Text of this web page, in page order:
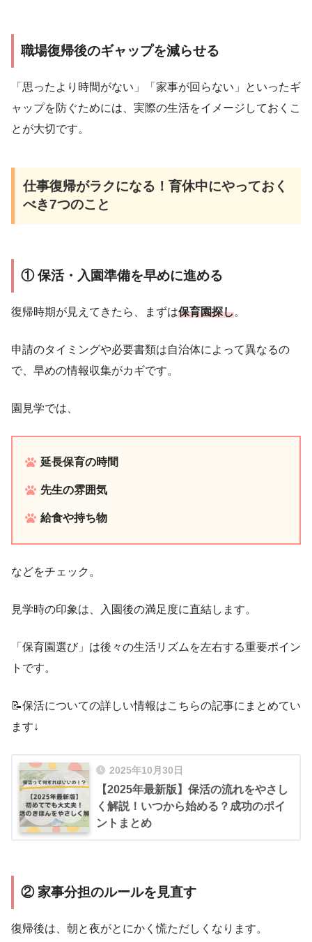
職場復帰後のギャップを減らせる
「思ったより時間がない」「家事が回らない」といったギ
ャップを防ぐためには、実際の生活をイメージしておくこ
とが大切です。
仕事復帰がラクになる！育休中にやっておく
べき7つのこと
① 保活・入園準備を早めに進める
復帰時期が見えてきたら、まずは保育園探し。
申請のタイミングや必要書類は自治体によって異なるの
で、早めの情報収集がカギです。
園見学では、
延長保育の時間
先生の雰囲気
給食や持ち物
などをチェック。
見学時の印象は、入園後の満足度に直結します。
「保育園選び」は後々の生活リズムを左右する重要ポイン
トです。
📝保活についての詳しい情報はこちらの記事にまとめてい
ます↓
2025年10月30日
【2025年最新版】保活の流れをやさし
く解説！いつから始める？成功のポイ
ントまとめ
② 家事分担のルールを見直す
復帰後は、朝と夜がとにかく慌ただしくなります。